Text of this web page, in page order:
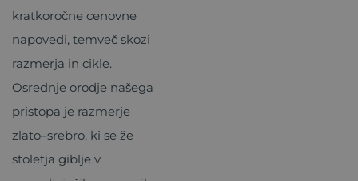
kratkoročne cenovne
napovedi, temveč skozi
razmerja in cikle.
Osrednje orodje našega
pristopa je razmerje
zlato–srebro, ki se že
stoletja giblje v